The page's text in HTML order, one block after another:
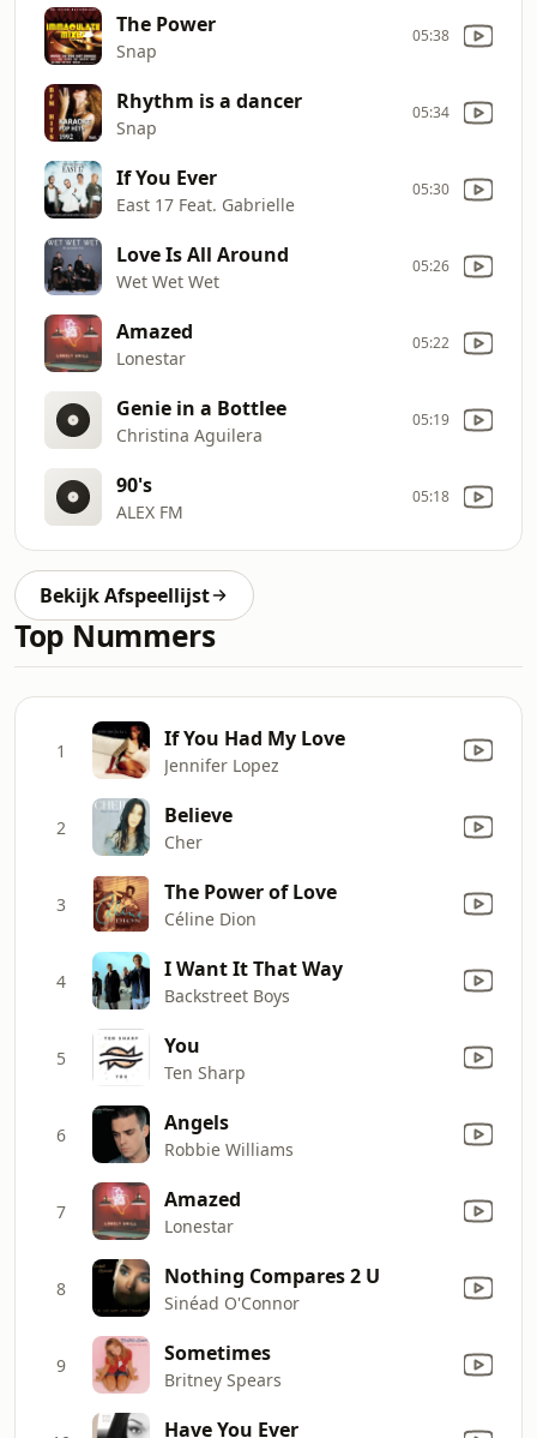
The Power
Snap
05:38
Rhythm is a dancer
Snap
05:34
If You Ever
East 17 Feat. Gabrielle
05:30
Love Is All Around
Wet Wet Wet
05:26
Amazed
Lonestar
05:22
Genie in a Bottlee
Christina Aguilera
05:19
90's
ALEX FM
05:18
Bekijk Afspeellijst
Top Nummers
1 If You Had My Love
Jennifer Lopez
2 Believe
Cher
3 The Power of Love
Céline Dion
4 I Want It That Way
Backstreet Boys
5 You
Ten Sharp
6 Angels
Robbie Williams
7 Amazed
Lonestar
8 Nothing Compares 2 U
Sinéad O'Connor
9 Sometimes
Britney Spears
Have You Ever